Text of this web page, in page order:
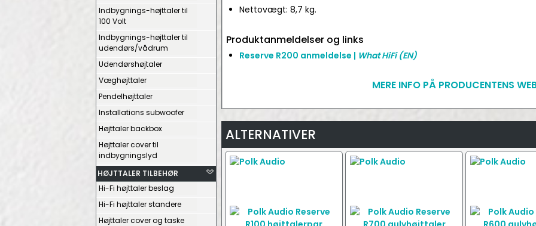
Indbygnings-højttaler til
100 Volt
Indbygnings-højttaler til
udendørs/vådrum
Udendørshøjtaler
Væghøjttaler
Pendelhøjttaler
Installations subwoofer
Højttaler backbox
Højttaler cover til
indbygningslyd
HØJTTALER TILBEHØR
Hi-Fi højttaler beslag
Hi-Fi højttaler standere
Højttaler cover og taske
Nettovægt: 8,7 kg.
Produktanmeldelser og links
Reserve R200 anmeldelse | What HiFi (EN)
MERE INFO PÅ PRODUCENTENS
ALTERNATIVER